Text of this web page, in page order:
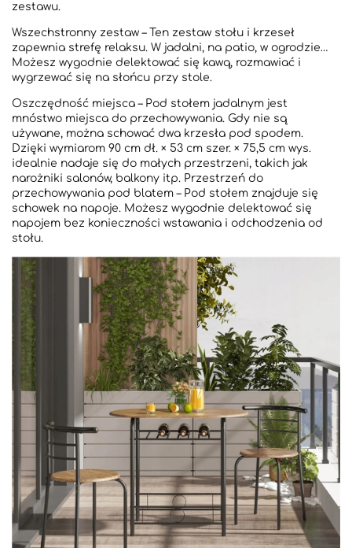
zestawu.
Wszechstronny zestaw – Ten zestaw stołu i krzeseł
zapewnia strefę relaksu. W jadalni, na patio, w ogrodzie…
Możesz wygodnie delektować się kawą, rozmawiać i
wygrzewać się na słońcu przy stole.
Oszczędność miejsca – Pod stołem jadalnym jest
mnóstwo miejsca do przechowywania. Gdy nie są
używane, można schować dwa krzesła pod spodem.
Dzięki wymiarom 90 cm dł. × 53 cm szer. × 75,5 cm wys.
idealnie nadaje się do małych przestrzeni, takich jak
narożniki salonów, balkony itp. Przestrzeń do
przechowywania pod blatem – Pod stołem znajduje się
schowek na napoje. Możesz wygodnie delektować się
napojem bez konieczności wstawania i odchodzenia od
stołu.